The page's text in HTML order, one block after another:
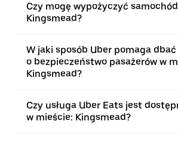
Czy mogę wypożyczyć
Kingsmead?
W jaki sposób Uber pomaga dbać
o bezpieczeństwo pasażerów w
Kingsmead?
Czy usługa Uber Eats jest
w mieście: Kingsmead?